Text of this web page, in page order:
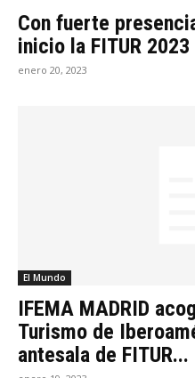
Con fuerte
inicio la FITUR 2023
enero 20, 2023
El Mundo
IFEMA MADRID
Turismo de
antesala de FITUR...